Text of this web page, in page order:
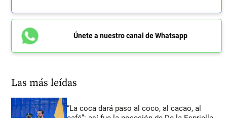
Únete a nuestro canal de Whatsapp
Las más leídas
“La coca dará paso al coco, al cacao, al